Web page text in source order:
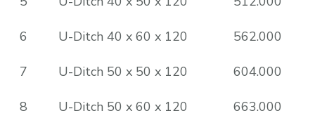
6 U-Ditch 40 x 60 x 120 562.000
7 U-Ditch 50 x 50 x 120 604.000
8 U-Ditch 50 x 60 x 120 663.000